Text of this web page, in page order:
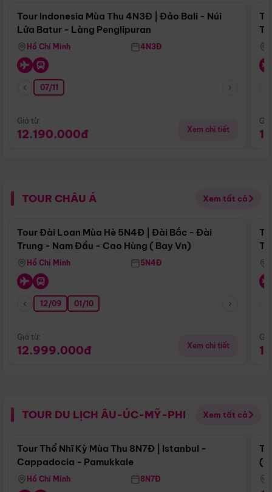
Tour Indonesia Mùa Thu 4N3Đ | Đảo Bali - Núi
Lửa Batur - Làng Penglipuran
Hồ Chí Minh 4N3Đ
07/11
Giá từ:
12.190.000đ Xem chi tiết
TOUR CHÂU Á Xem tất cả
Điểm nổi bật
Tour Đài Loan Mùa Hè 5N4Đ | Đài Bắc - Đài
Trung - Nam Đầu - Cao Hùng ( Bay Vn)
Hồ Chí Minh 5N4Đ
12/09 01/10
Giá từ:
12.999.000đ Xem chi tiết
TOUR DU LỊCH ÂU-ÚC-MỸ-PHI Xem tất cả
Điểm nổi bật
Tour Thổ Nhĩ Kỳ Mùa Thu 8N7Đ | Istanbul -
Cappadocia - Pamukkale
Hồ Chí Minh 8N7Đ